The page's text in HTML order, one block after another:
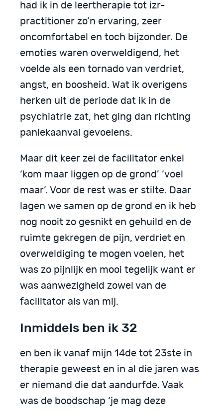
had ik in de leertherapie tot izr-
practitioner zo’n ervaring, zeer
oncomfortabel en toch bijzonder. De
emoties waren overweldigend, het
voelde als een tornado van verdriet,
angst, en boosheid. Wat ik overigens
herken uit de periode dat ik in de
psychiatrie zat, het ging dan richting
paniekaanval gevoelens.
Maar dit keer zei de facilitator enkel
‘kom maar liggen op de grond’ ‘voel
maar’. Voor de rest was er stilte. Daar
lagen we samen op de grond en ik heb
nog nooit zo gesnikt en gehuild en de
ruimte gekregen de pijn, verdriet en
overweldiging te mogen voelen, het
was zo pijnlijk en mooi tegelijk want er
was aanwezigheid zowel van de
facilitator als van mij.
Inmiddels ben ik 32
en ben ik vanaf mijn 14de tot 23ste in
therapie geweest en in al die jaren was
er niemand die dat aandurfde. Vaak
was de boodschap ‘je mag deze